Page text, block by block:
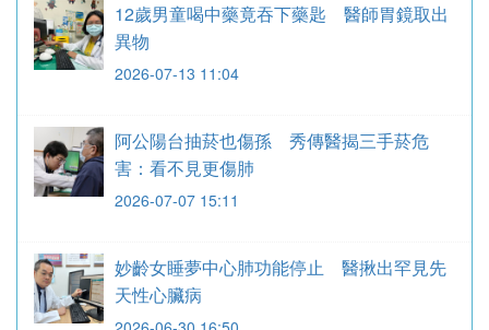
12歲男童喝中藥竟吞下藥匙 醫師胃鏡取出
異物
2026-07-13 11:04
阿公陽台抽菸也傷孫 秀傳醫揭三手菸危
害：看不見更傷肺
2026-07-07 15:11
妙齡女睡夢中心肺功能停止 醫揪出罕見先
天性心臟病